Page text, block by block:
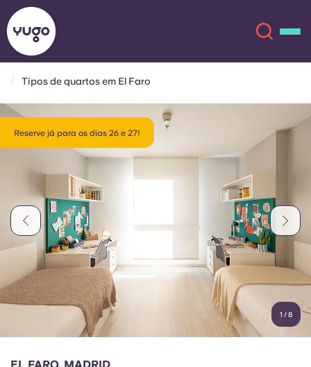
Localizações
Conta Língua
Selecione um país
English (US)
Chinese Español
Italian French
Portuguese
Tipos de quartos em El Faro
Reserve já para os dias 26 e 27!
1 /8